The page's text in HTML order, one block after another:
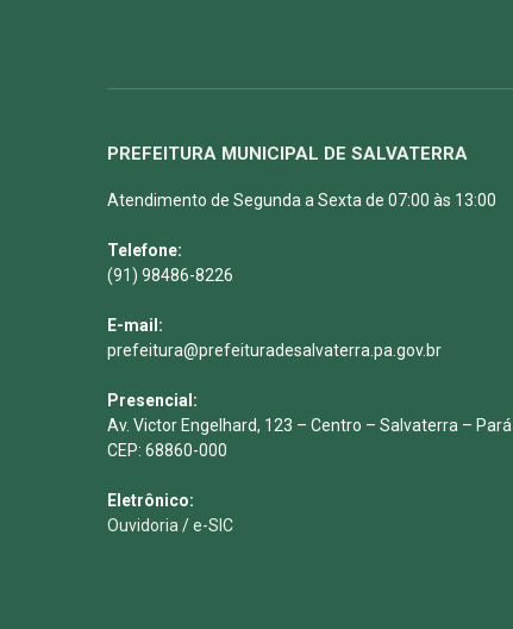
PREFEITURA MUNICIPAL DE SALVATERRA
Atendimento de Segunda a Sexta de 07:00 às 13:00
Telefone:
(91) 98486-8226
E-mail:
prefeitura@prefeituradesalvaterra.pa.gov.br
Presencial:
Av. Victor Engelhard, 123 – Centro – Salvaterra – Pará
CEP: 68860-000
Eletrônico:
Ouvidoria/e-SIC